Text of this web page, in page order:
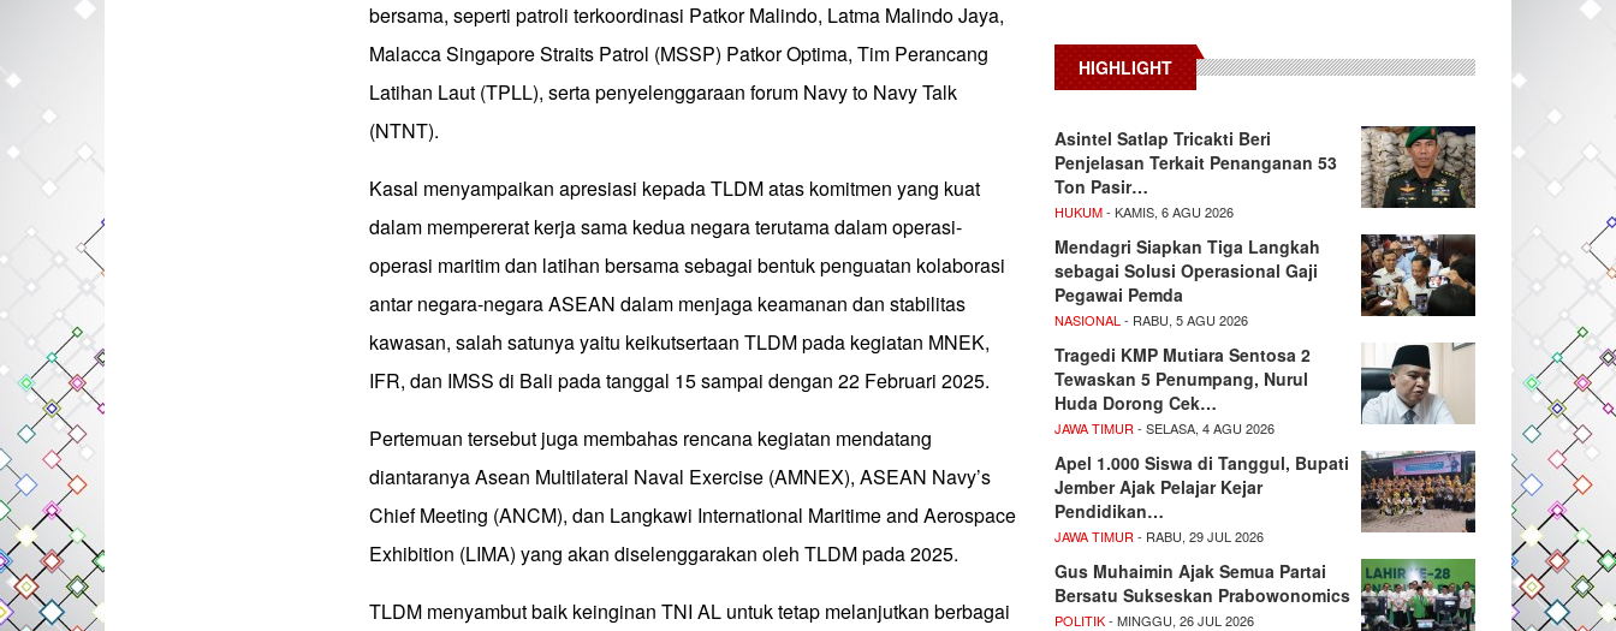
bersama, seperti patroli terkoordinasi Patkor Malindo, Latma Malindo Jaya,
Malacca Singapore Straits Patrol (MSSP) Patkor Optima, Tim Perancang
Latihan Laut (TPLL), serta penyelenggaraan forum Navy to Navy Talk
(NTNT).
Kasal menyampaikan apresiasi kepada TLDM atas komitmen yang kuat
dalam mempererat kerja sama kedua negara terutama dalam operasi-
operasi maritim dan latihan bersama sebagai bentuk penguatan kolaborasi
antar negara-negara ASEAN dalam menjaga keamanan dan stabilitas
kawasan, salah satunya yaitu keikutsertaan TLDM pada kegiatan MNEK,
IFR, dan IMSS di Bali pada tanggal 15 sampai dengan 22 Februari 2025.
Pertemuan tersebut juga membahas rencana kegiatan mendatang
diantaranya Asean Multilateral Naval Exercise (AMNEX), ASEAN Navy’s
Chief Meeting (ANCM), dan Langkawi International Maritime and Aerospace
Exhibition (LIMA) yang akan diselenggarakan oleh TLDM pada 2025.
TLDM menyambut baik keinginan TNI AL untuk tetap melanjutkan berbagai
HIGHLIGHT
Asintel Satlap Tricakti Beri
Penjelasan Terkait Penanganan 53
Ton Pasir…
HUKUM- KAMIS, 6 AGU 2026
Mendagri Siapkan Tiga Langkah
sebagai Solusi Operasional Gaji
Pegawai Pemda
NASIONAL - RABU, 5 AGU 2026
Tragedi KMP Mutiara Sentosa 2
Tewaskan 5 Penumpang, Nurul
Huda Dorong Cek…
JAWA TIMUR - SELASA, 4 AGU 2026
Apel 1.000 Siswa di Tanggul, Bupati
Jember Ajak Pelajar Kejar
Pendidikan…
JAWA TIMUR - RABU, 29 JUL 2026
Gus Muhaimin Ajak Semua Partai
Bersatu Sukseskan Prabowonomics
POLITIK- MINGGU, 26 JUL 2026